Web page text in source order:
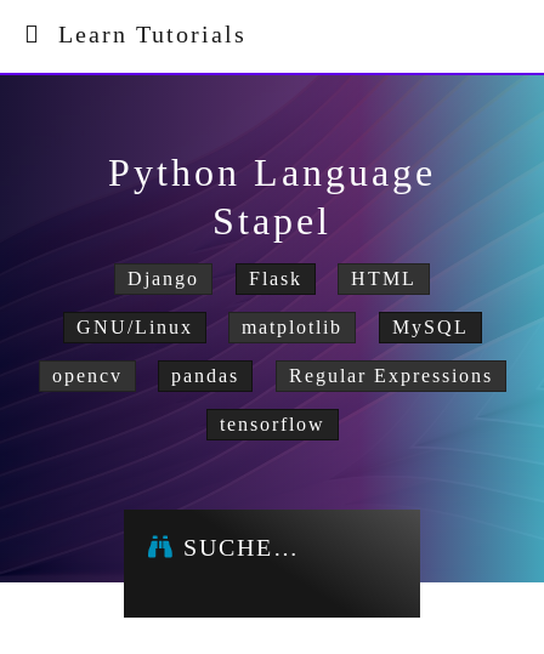
Learn Tutorials
Python Language
Stapel
Django Flask HTML
GNU/Linux matplotlib MySQL
opencv pandas Regular Expressions
tensorflow
SUCHE…